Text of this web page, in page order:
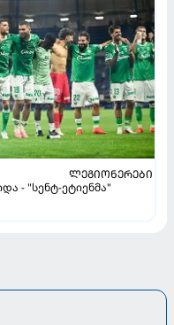
ᲚᲔᲒᲘᲝᲜᲔᲠᲔᲑᲘ
- "სენტ-ეტიენმა"